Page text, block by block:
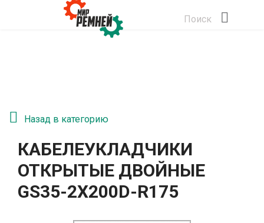
Поиск
Назад в категорию
КАБЕЛЕУКЛАДЧИКИ
ОТКРЫТЫЕ ДВОЙНЫЕ
GS35-2Х200D-R175